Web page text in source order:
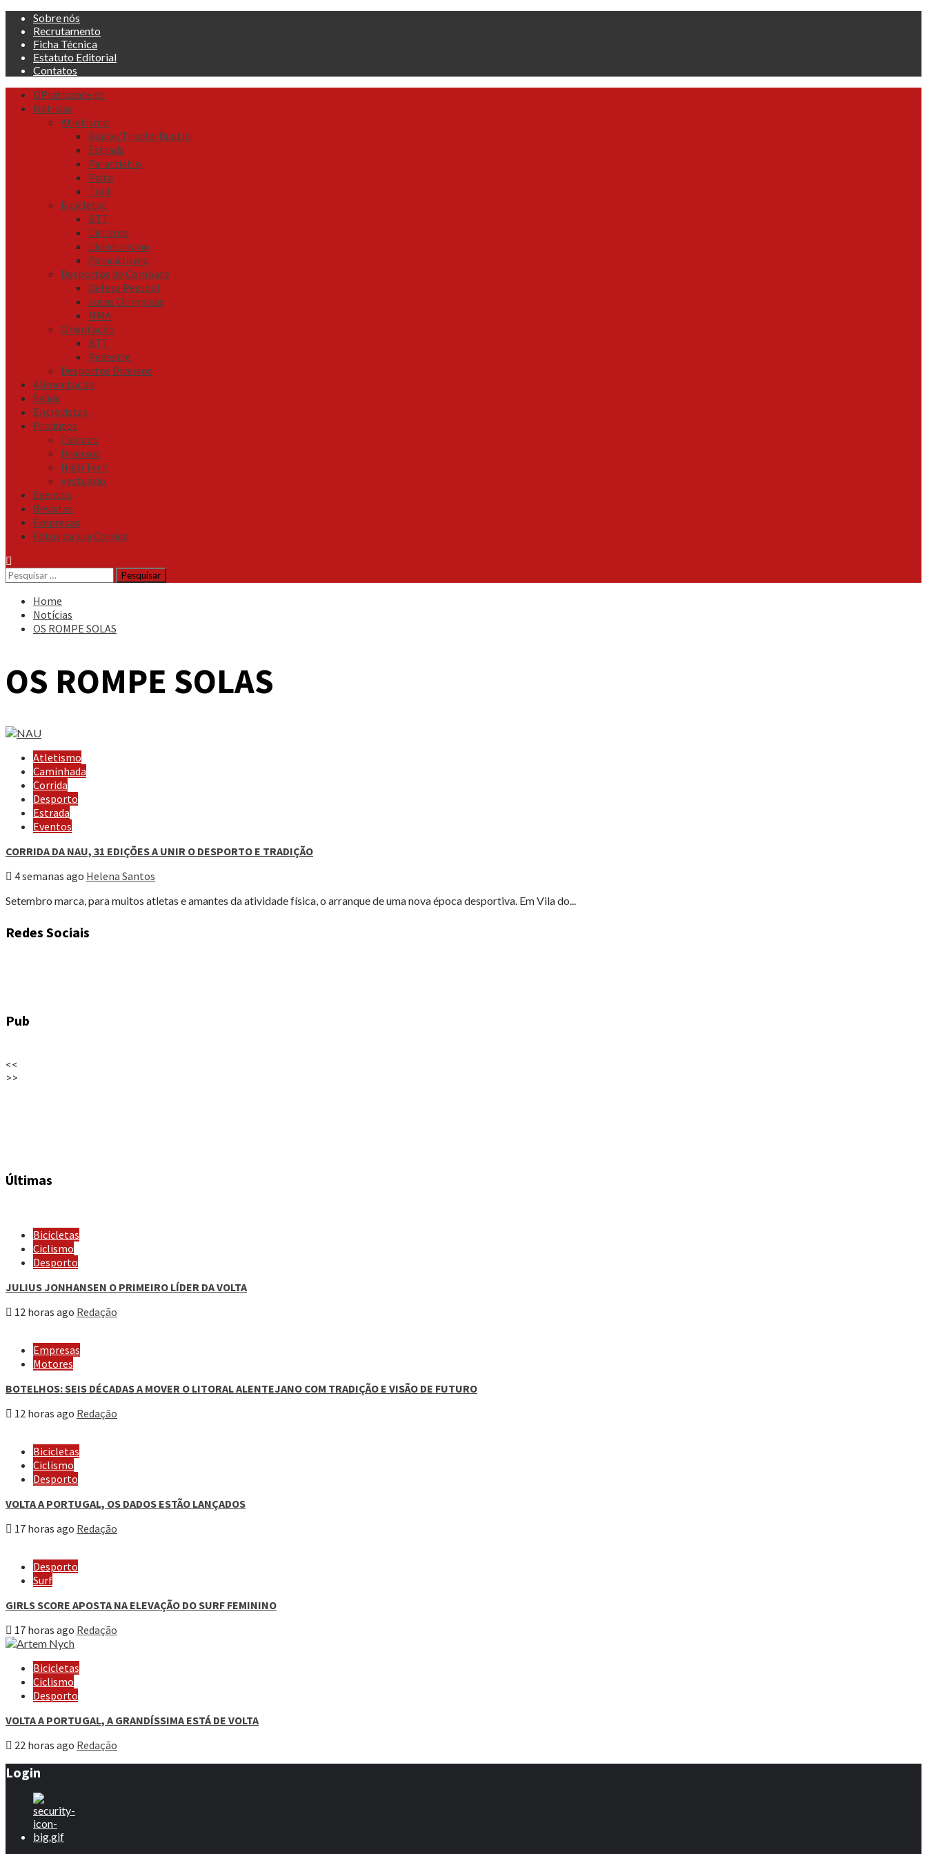
Skip
content
Sobre nós
Recrutamento
Ficha Técnica
Estatuto Editorial
Contatos
Primary
Menu
OPraticante.pt
Noticias
Atletismo
Biatle/Triatlo/Duatlo
Estrada
Paratriatlo
Pista
Trail
Bicicletas
BTT
Ciclismo
Cicloturismo
Paraciclismo
Desportos de Combate
Defesa Pessoal
Lutas Olímpicas
MMA
Orientação
BTT
Pedestre
Desportos Diversos
Alimentação
Saúde
Entrevistas
Produtos
Calçado
Diversos
High Tech
Vestuário
Eventos
Revistas
Empresas
Fotos da sua Corrida
Pesquisar
por:
Home
Notícias
OS ROMPE SOLAS
OS ROMPE SOLAS
Atletismo
Caminhada
Corrida
Desporto
Estrada
Eventos
CORRIDA DA NAU, 31 EDIÇÕES A UNIR O DESPORTO E TRADIÇÃO
4 semanas ago Helena Santos
Setembro marca, para muitos atletas e amantes da atividade física, o arranque de uma nova época desportiva. Em Vila do...
Redes Sociais
Pub
<<
>>
Últimas
Bicicletas
Ciclismo
Desporto
JULIUS JONHANSEN O PRIMEIRO LÍDER DA VOLTA
12 horas ago Redação
Empresas
Motores
BOTELHOS: SEIS DÉCADAS A MOVER O LITORAL ALENTEJANO COM TRADIÇÃO E VISÃO DE FUTURO
12 horas ago Redação
Bicicletas
Ciclismo
Desporto
VOLTA A PORTUGAL, OS DADOS ESTÃO LANÇADOS
17 horas ago Redação
Desporto
Surf
GIRLS SCORE APOSTA NA ELEVAÇÃO DO SURF FEMININO
17 horas ago Redação
Bicicletas
Ciclismo
Desporto
VOLTA A PORTUGAL, A GRANDÍSSIMA ESTÁ DE VOLTA
22 horas ago Redação
Login